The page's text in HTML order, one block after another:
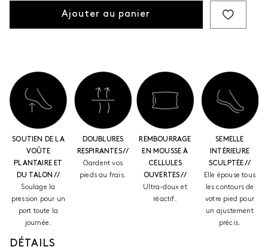
Ajouter au panier
SOUTIEN DE LA
VOÛTE
PLANTAIRE ET
DU TALON //
Soulage la
pression pour un
port toute la
journée.
DOUBLURES
RESPIRANTES //
Gardent vos
pieds au frais.
REMBOURRAGE
EN MOUSSE À
CELLULES
OUVERTES //
Ultra-doux et
réactif.
SEMELLE
INTÉRIEURE
SCULPTÉE //
Elle épouse tous
les contours de
votre pied pour
un ajustement
précis.
DÉTAILS